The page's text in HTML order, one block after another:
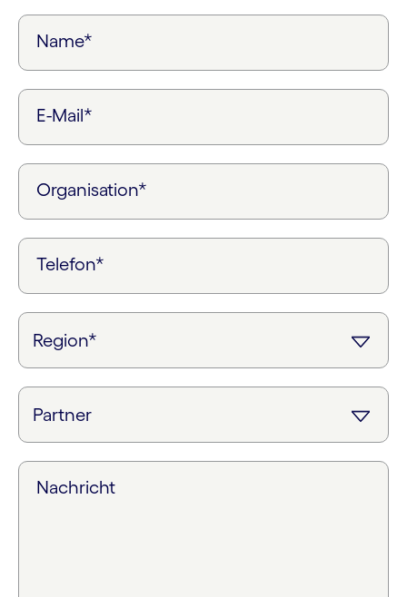
Name*
E-Mail*
Organisation*
Telefon*
Nachricht